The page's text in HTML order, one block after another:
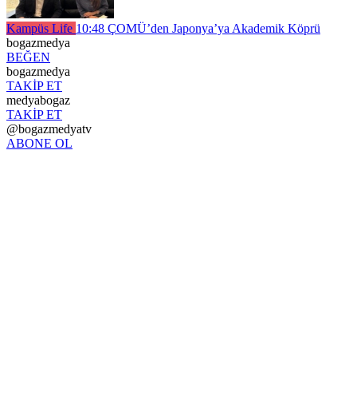
Kampüs Life 10:48 ÇOMÜ’den Japonya’ya Akademik Köprü
bogazmedya
BEĞEN
bogazmedya
TAKİP ET
medyabogaz
TAKİP ET
@bogazmedyatv
ABONE OL